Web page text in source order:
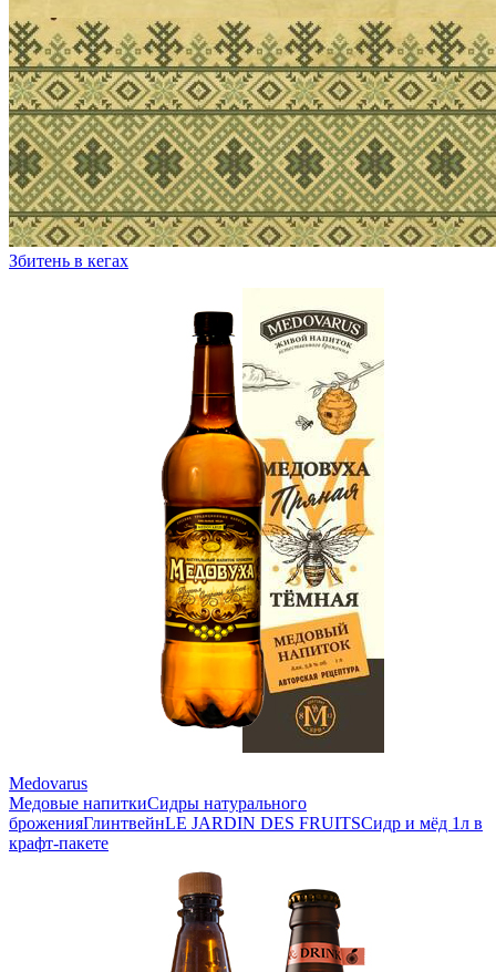
Збитень в кегах
Medovarus
Медовые напиткиСидры натурального
броженияГлинтвейнLE JARDIN DES FRUITSСидр и мёд 1л в
крафт-пакете